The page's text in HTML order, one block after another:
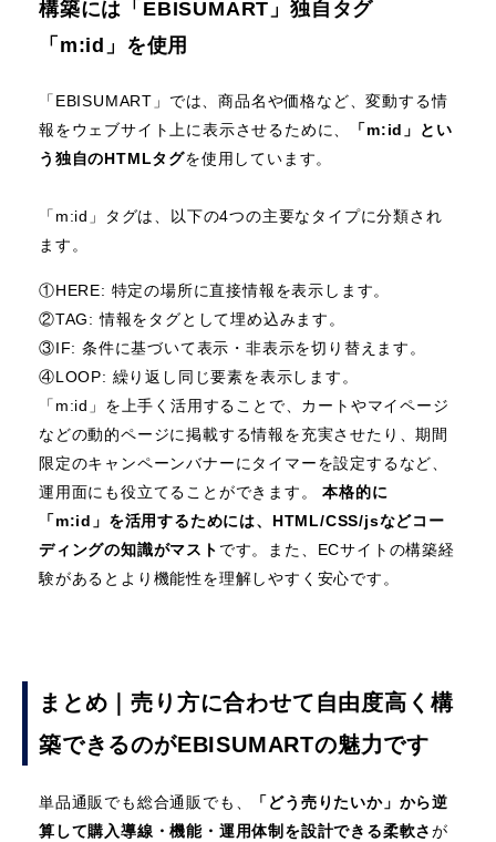
構築には「EBISUMART」独自タグ
「m:id」を使用
「EBISUMART」では、商品名や価格など、変動する情
報をウェブサイト上に表示させるために、
「m:id」とい
う独自のHTMLタグを使用しています。
「m:id」タグは、以下の4つの主要なタイプに分類され
ます。
①HERE: 特定の場所に直接情報を表示します。
②TAG: 情報をタグとして埋め込みます。
③IF: 条件に基づいて表示・非表示を切り替えます。
④LOOP: 繰り返し同じ要素を表示します。
「m:id」を上手く活用することで、カートやマイページ
などの動的ページに掲載する情報を充実させたり、期間
限定のキャンペーンバナーにタイマーを設定するなど、
運用面にも役立てることができます。本格的に
「m:id」を活用するためには、HTML/CSS/jsなどコー
ディングの知識がマスト です。また、ECサイトの構築経
験があるとより機能性を理解しやすく安心です。
まとめ｜売り方に合わせて自由度高く構
築できるのがEBISUMARTの魅力です
単品通販でも総合通販でも、
「どう売りたいか」から逆
算して購入導線・機能・運用体制を設計できる柔軟さが